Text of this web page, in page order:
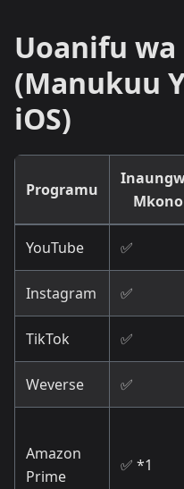
Uoanifu
(Manukuu
iOS)
Programu
Mkono
YouTube ✅
Instagram ✅
TikTok ✅
Weverse ✅
Amazon
Prime
✅ *1